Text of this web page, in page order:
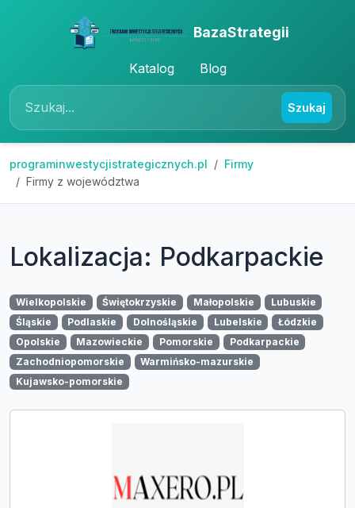
BazaStrategii
Katalog Blog
Szukaj
programinwestycjistrategicznych.pl
Firmy
Firmy z województwa
Lokalizacja: Podkarpackie
Wielkopolskie Świętokrzyskie Małopolskie
Lubuskie
Śląskie
Podlaskie Dolnośląskie Lubelskie
Łódzkie
Opolskie
Mazowieckie Pomorskie
Podkarpackie
Zachodniopomorskie
Warmińsko-mazurskie
Kujawsko-pomorskie